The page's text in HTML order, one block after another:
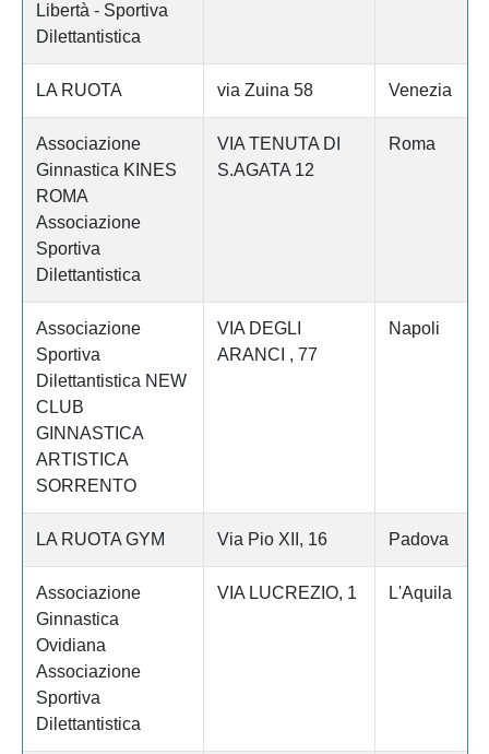
Libertà - Sportiva
Dilettantistica
LA RUOTA via Zuina 58 Venezia
Associazione
Ginnastica KINES
ROMA
Associazione
Sportiva
Dilettantistica
VIA TENUTA DI
S.AGATA 12
Roma
Associazione
Sportiva
Dilettantistica NEW
CLUB
GINNASTICA
ARTISTICA
SORRENTO
VIA DEGLI
ARANCI , 77
Napoli
LA RUOTA GYM Via Pio XII, 16 Padova
Associazione
Ginnastica
Ovidiana
Associazione
Sportiva
Dilettantistica
VIA LUCREZIO, 1 L'Aquila